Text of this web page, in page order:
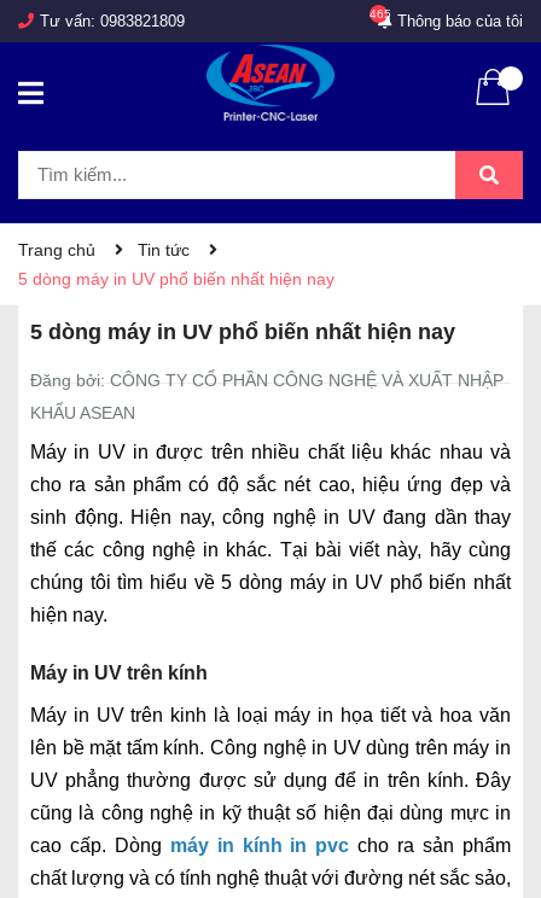
Tư vấn: 0983821809 Thông báo của tôi
465
Trang chủ
Tin tức
5 dòng máy in UV phổ biến nhất hiện nay
5 dòng máy in UV phổ biến nhất hiện nay
Đăng bởi: CÔNG TY CỔ PHẦN CÔNG NGHỆ VÀ XUẤT NHẬP
KHẨU ASEAN
Máy in UV in được trên nhiều chất liệu khác nhau và
cho ra sản phẩm có độ sắc nét cao, hiệu ứng đẹp và
sinh động. Hiện nay, công nghệ in UV đang dần thay
thế các công nghệ in khác. Tại bài viết này, hãy cùng
chúng tôi tìm hiểu về 5 dòng máy in UV phổ biến nhất
hiện nay.
Máy in UV trên kính
Máy in UV trên kinh là loại máy in họa tiết và hoa văn
lên bề mặt tấm kính. Công nghệ in UV dùng trên máy in
UV phẳng thường được sử dụng để in trên kính. Đây
cũng là công nghệ in kỹ thuật số hiện đại dùng mực in
cao cấp. Dòng máy in kính in pvc cho ra sản phẩm
chất lượng và có tính nghệ thuật với đường nét sắc sảo,